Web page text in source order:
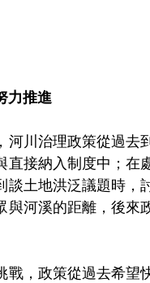
力推進
河川治理政策從過
直接納入制度中；在
談土地洪泛議題時
與河溪的距離，後來
戰，政策從過去希